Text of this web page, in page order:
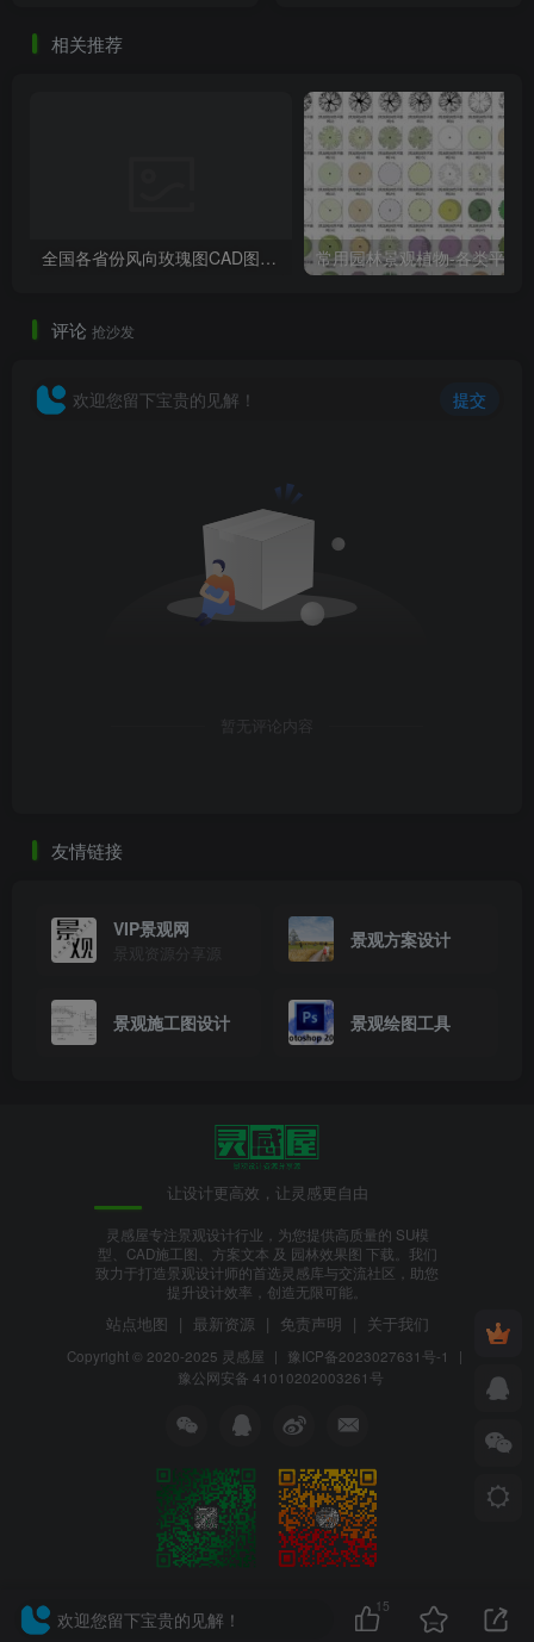
相关推荐
全国各省份风向玫瑰图CAD图块合集
评论 抢沙发
欢迎您留下宝贵的见解！ 提交
暂无评论内容
友情链接
VIP景观网
景观资源分享源
景观方案设计
景观施工图设计 景观绘图工具
让设计更高效，让灵感更自由
灵感屋专注景观设计行业，为您提供高质量的 SU模
型、CAD施工图、方案文本 及 园林效果图 下载。我们
致力于打造景观设计师的首选灵感库与交流社区，助您
提升设计效率，创造无限可能。
站点地图 | 最新资源 | 免责声明 | 关于我们
Copyright © 2020-2025 灵感屋 | 豫ICP备2023027631号-1
|
豫公网安备 41010202003261号
欢迎您留下宝贵的见解！
15